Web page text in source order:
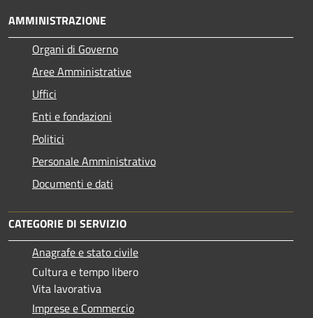
AMMINISTRAZIONE
Organi di Governo
Aree Amministrative
Uffici
Enti e fondazioni
Politici
Personale Amministrativo
Documenti e dati
CATEGORIE DI SERVIZIO
Anagrafe e stato civile
Cultura e tempo libero
Vita lavorativa
Imprese e Commercio